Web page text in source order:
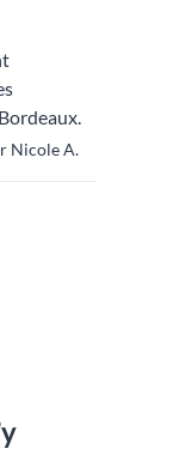
Nicole A.